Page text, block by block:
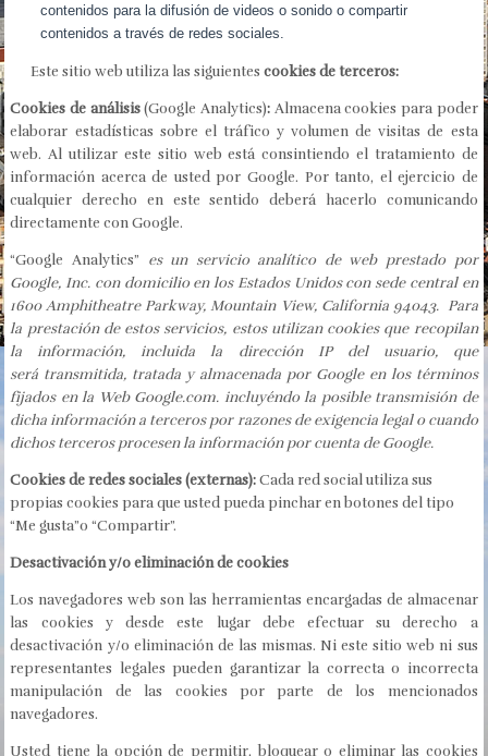
contenidos para la difusión de videos o sonido o compartir
contenidos a través de redes sociales.
Este sitio web utiliza las siguientescookies de terceros:
Cookies de análisis(Google Analytics): Almacena cookies para poder
elaborar estadísticas sobre el tráfico y volumen de visitas de esta
web. Al utilizar este sitio web está consintiendo el tratamiento de
información acerca de usted por Google. Por tanto, el ejercicio de
cualquier derecho en este sentido deberá hacerlo comunicando
directamente con Google.
“Google Analytics” es un servicio analítico de web prestado por
Google, Inc. con domicilio en los Estados Unidos con sede central en
1600 Amphitheatre Parkway, Mountain View, California 94043. Para
la prestación de estos servicios, estos utilizan cookies que recopilan
la información, incluida la dirección IP del usuario, que
será transmitida, tratada y almacenada por Google en los términos
fijados en la Web Google.com. incluyéndo la posible transmisión de
dicha información a terceros por razones de exigencia legal o cuando
dichos terceros procesen la información por cuenta de Google.
Cookies de redes sociales (externas):Cada red social utiliza sus
propias cookies para que usted pueda pinchar en botones del tipo
“Me gusta”o “Compartir”.
Desactivación y/o eliminación de cookies
Los navegadores web son las herramientas encargadas de almacenar
las cookies y desde este lugar debe efectuar su derecho a
desactivación y/o eliminación de las mismas. Ni este sitio web ni sus
representantes legales pueden garantizar la correcta o incorrecta
manipulación de las cookies por parte de los mencionados
navegadores.
Usted tiene la opción de permitir, bloquear o eliminar las cookies